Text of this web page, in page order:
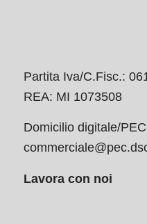
Partita Iva/C.Fisc.:
REA: MI 1073508
Domicilio digitale/
Lavora con noi